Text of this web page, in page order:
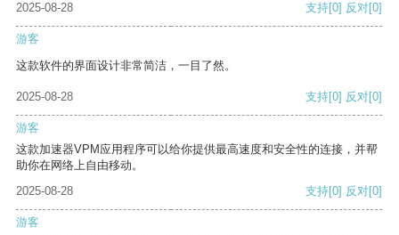
2025-08-28
支持[0] 反对[0]
游客
这款软件的界面设计非常简洁，一目了然。
2025-08-28 支持[0] 反对[0]
游客
这款加速器VPM应用程序可以给你提供最高速度和安全性的连接，并帮
助你在网络上自由移动。
2025-08-28
支持[0] 反对[0]
游客